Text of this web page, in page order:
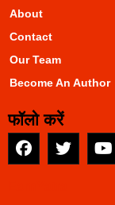
About
Contact
Our Team
Become An Author
फॉलो करें